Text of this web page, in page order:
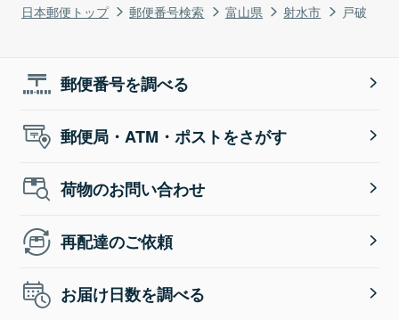
日本郵便トップ 郵便番号検索 富山県 射水市 戸破
郵便番号を調べる
郵便局・ATM・ポストをさがす
荷物のお問い合わせ
再配達のご依頼
お届け日数を調べる